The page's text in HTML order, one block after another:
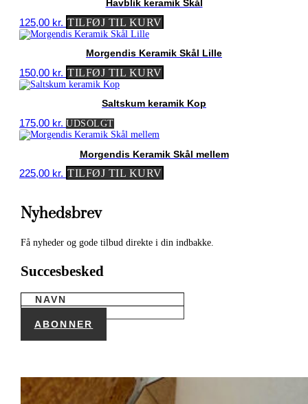
Havblik keramik Skål
125,00 kr. TILFØJ TIL KURV
Morgendis Keramik Skål Lille
150,00 kr. TILFØJ TIL KURV
Saltskum keramik Kop
175,00 kr. UDSOLGT
Morgendis Keramik Skål mellem
225,00 kr. TILFØJ TIL KURV
Nyhedsbrev
Få nyheder og gode tilbud direkte i din indbakke.
Succesbesked
ABONNER